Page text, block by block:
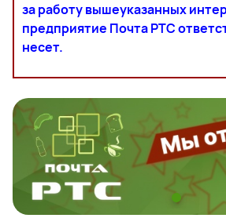
за работу вышеуказанных
предприятие Почта РТС
несет.